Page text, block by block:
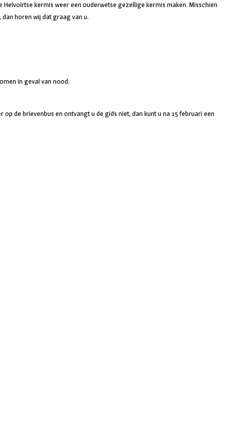
kermis weer een ouderwetse gezellige kermis maken. Misschien
horen wij dat graag van u.
in geval van nood.
de brievenbus en ontvangt u de gids niet, dan kunt u na 15 februari een